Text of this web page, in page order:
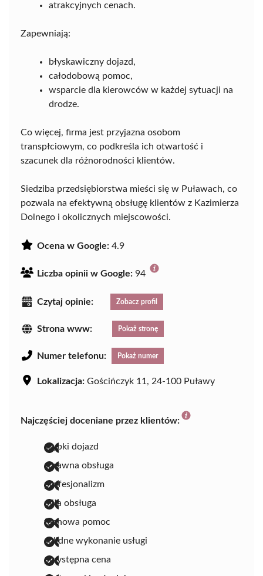
atrakcyjnych cenach.
Zapewniają:
błyskawiczny dojazd,
całodobową pomoc,
wsparcie dla kierowców w każdej sytuacji na
drodze.
Co więcej, firma jest przyjazna osobom
transpłciowym, co podkreśla ich otwartość i
szacunek dla różnorodności klientów.
Siedziba przedsiębiorstwa mieści się w Puławach, co
pozwala na efektywną obsługę klientów z Kazimierza
Dolnego i okolicznych miejscowości.
Ocena w Google: 4.9
Liczba opinii w Google: 94
Czytaj opinie: Zobacz profil
Strona www: Pokaż stronę
Numer telefonu: Pokaż numer
Lokalizacja: Gościńczyk 11, 24-100 Puławy
Najczęściej doceniane przez klientów:
szybki dojazd
sprawna obsługa
profesjonalizm
miła obsługa
fachowa pomoc
solidne wykonanie usługi
przystępna cena